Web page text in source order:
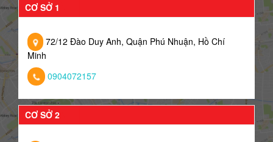
CƠ SỞ 1
72/12 Đào Duy Anh, Quận Phú Nhuận, Hồ Chí
Minh
0904072157
CƠ SỞ 2